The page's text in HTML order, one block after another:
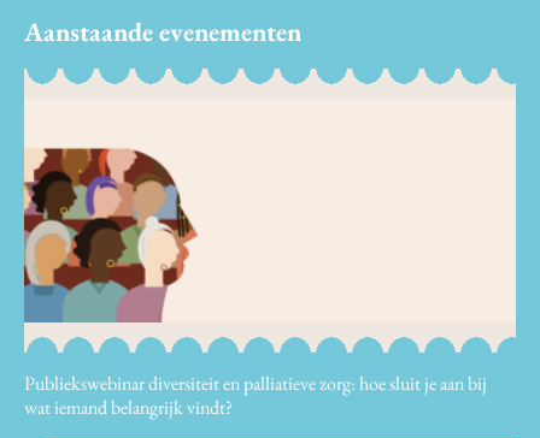
Aanstaande evenementen
Publiekswebinar diversiteit en palliatieve zorg: hoe sluit je aan bij
wat iemand belangrijk vindt?